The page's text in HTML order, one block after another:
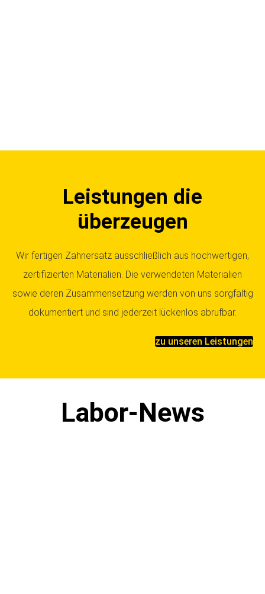
Leistungen die
überzeugen
Wir fertigen Zahnersatz ausschließlich aus hochwertigen,
zertifizierten Materialien. Die verwendeten Materialien
sowie deren Zusammensetzung werden von uns sorgfältig
dokumentiert und sind jederzeit lückenlos abrufbar.
zu unseren Leistungen
Labor-News